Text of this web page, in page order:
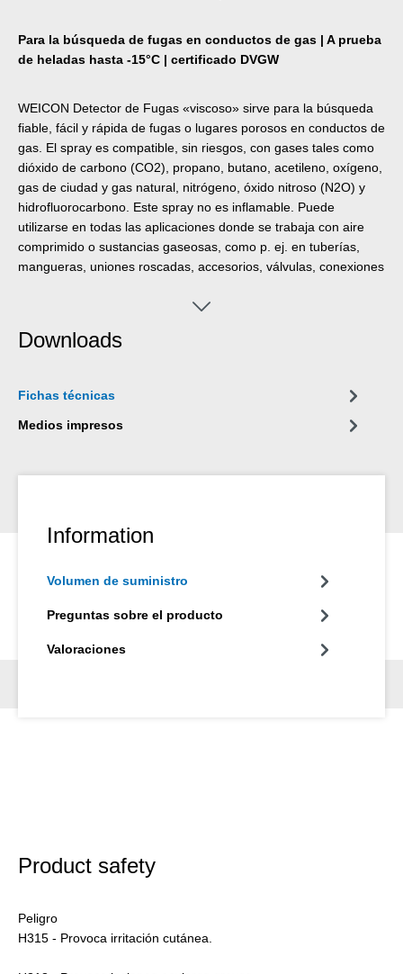
Para la búsqueda de fugas en conductos de gas | A prueba
de heladas hasta -15°C | certificado DVGW
WEICON Detector de Fugas «viscoso» sirve para la búsqueda
fiable, fácil y rápida de fugas o lugares porosos en conductos de
gas. El spray es compatible, sin riesgos, con gases tales como
dióxido de carbono (CO2), propano, butano, acetileno, oxígeno,
gas de ciudad y gas natural, nitrógeno, óxido nitroso (N2O) y
hidrofluorocarbono. Este spray no es inflamable. Puede
utilizarse en todas las aplicaciones donde se trabaja con aire
comprimido o sustancias gaseosas, como p. ej. en tuberías,
mangueras, uniones roscadas, accesorios, válvulas, conexiones
Downloads
Fichas técnicas
Medios impresos
Information
Volumen de suministro
Preguntas sobre el producto
Valoraciones
Product safety
Peligro
H315 - Provoca irritación cutánea.